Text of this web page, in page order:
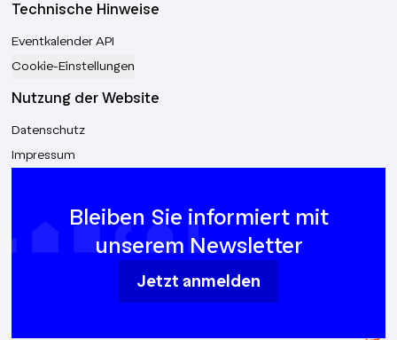
Technische Hinweise
Eventkalender API
Cookie-Einstellungen
Nutzung der Website
Datenschutz
Impressum
Bleiben Sie informiert mit
unserem Newsletter
Jetzt anmelden